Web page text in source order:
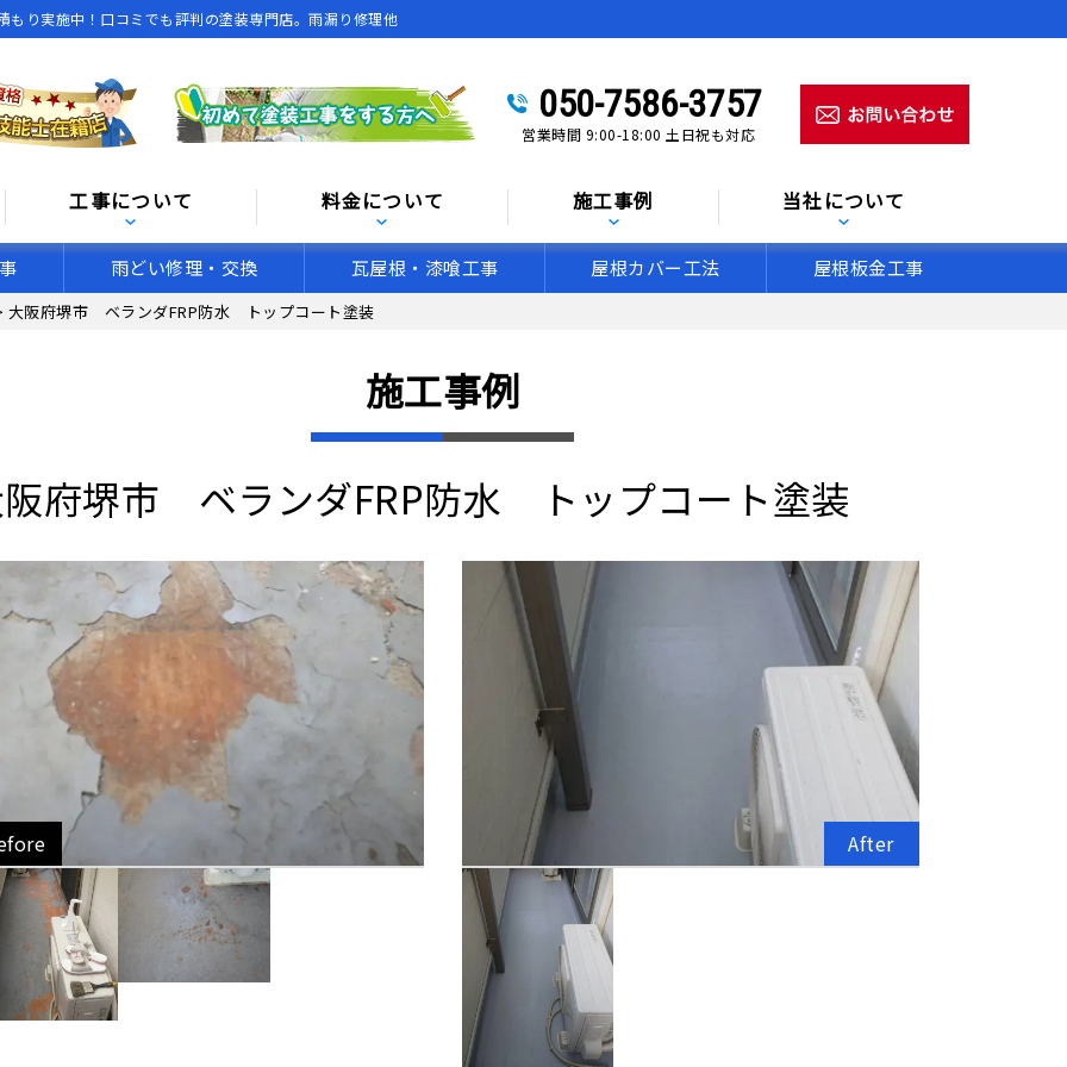
り実施中！口コミでも評判の塗装専門店。雨漏り修理他
050-7586-3757
営業時間 9:00-18:00 土日祝も対応
工事について 料金について 施工事例 当社について
雨どい修理・交換 瓦屋根・漆喰工事 屋根カバー工法 屋根板金工事
大阪府堺市 ベランダFRP防水 トップコート塗装
施工事例
府堺市 ベランダFRP防水 トップコート塗装
After